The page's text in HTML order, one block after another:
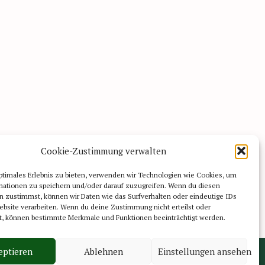
Cookie-Zustimmung verwalten
Erlebnis zu bieten, verwenden wir Technologien wie Cookies, um
zu speichern und/oder darauf zuzugreifen. Wenn du diesen
zustimmst, können wir Daten wie das Surfverhalten oder eindeutige IDs
verarbeiten. Wenn du deine Zustimmung nicht erteilst oder
können bestimmte Merkmale und Funktionen beeinträchtigt werden.
Ablehnen Einstellungen ansehen